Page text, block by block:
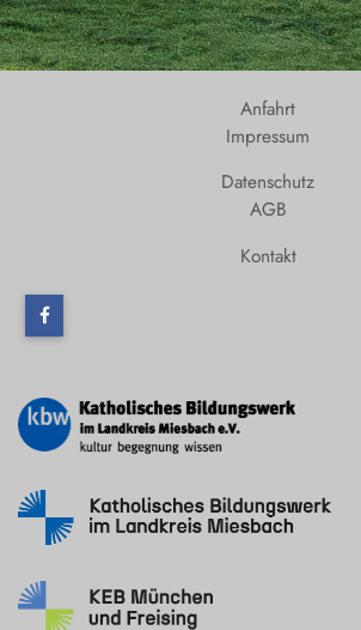
Anfahrt
Impressum
Datenschutz
AGB
Kontakt